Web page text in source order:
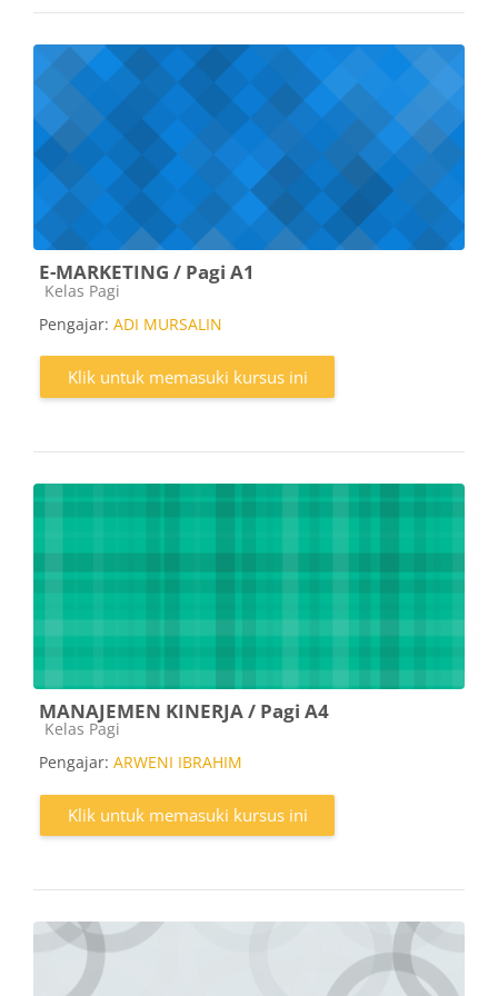
E-MARKETING / Pagi A1
Kategori kursus
Kelas Pagi
Pengajar: ADI MURSALIN
Klik untuk memasuki kursus ini
MANAJEMEN KINERJA / Pagi A4
Kategori kursus
Kelas Pagi
Pengajar: ARWENI IBRAHIM
Klik untuk memasuki kursus ini